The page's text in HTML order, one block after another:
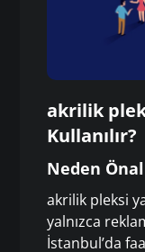
akrilik
Kullanılır?
Neden
akrilik pleksi
yalnızca
İstanbul’da